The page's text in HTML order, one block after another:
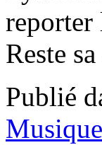
reporter
Reste
Publié
Musique